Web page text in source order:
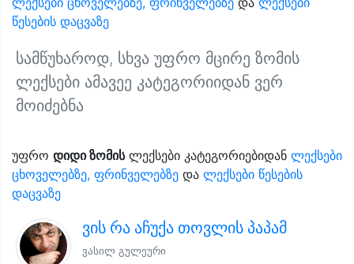
წესების დაცვაზე
სამწუხაროდ, სხვა უფრო მცირე ზომის
ლექსები ამავეე კატეგორიიდან ვერ
მოიძებნა
უფრო დიდი ზომისლექსები კატეგორიებიდან ლექსები
ცხოველებზე, ფრინველებზე და ლექსები წესების
დაცვაზე
ვის რა აჩუქა თოვლის პაპამ
ვასილ გულეური